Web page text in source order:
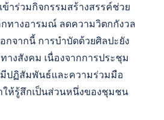
าร่วมกิจกรรมสร้างสรรค์ช่วย
กทางอารมณ์ ลดความวิตกกังวล
กจากนี้ การบำบัดด้วยศิลปะยัง
างสังคม เนื่องจากการประชุม
ปฏิสัมพันธ์และความร่วมมือ
ให้รู้สึกเป็นส่วนหนึ่งของชุมชน